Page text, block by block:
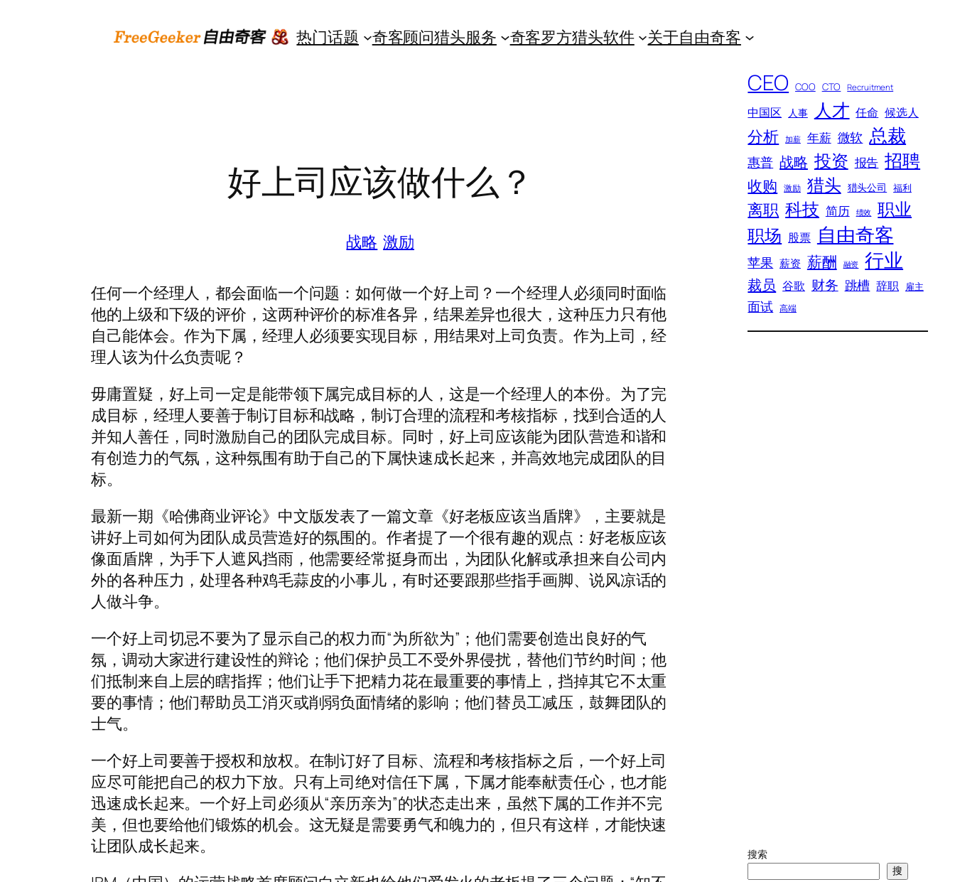
热门话题 奇客顾问猎头服务 奇客罗方猎头软件 关于自由奇客
好上司应该做什么？
战略 激励
任何一个经理人，都会面临一个问题：如何做一个好上司？一个经理人必须同时面临
他的上级和下级的评价，这两种评价的标准各异，结果差异也很大，这种压力只有他
自己能体会。作为下属，经理人必须要实现目标，用结果对上司负责。作为上司，经
理人该为什么负责呢？
毋庸置疑，好上司一定是能带领下属完成目标的人，这是一个经理人的本份。为了完
成目标，经理人要善于制订目标和战略，制订合理的流程和考核指标，找到合适的人
并知人善任，同时激励自己的团队完成目标。同时，好上司应该能为团队营造和谐和
有创造力的气氛，这种氛围有助于自己的下属快速成长起来，并高效地完成团队的目
标。
最新一期《哈佛商业评论》中文版发表了一篇文章《好老板应该当盾牌》，主要就是
讲好上司如何为团队成员营造好的氛围的。作者提了一个很有趣的观点：好老板应该
像面盾牌，为手下人遮风挡雨，他需要经常挺身而出，为团队化解或承担来自公司内
外的各种压力，处理各种鸡毛蒜皮的小事儿，有时还要跟那些指手画脚、说风凉话的
人做斗争。
一个好上司切忌不要为了显示自己的权力而“为所欲为”；他们需要创造出良好的气
氛，调动大家进行建设性的辩论；他们保护员工不受外界侵扰，替他们节约时间；他
们抵制来自上层的瞎指挥；他们让手下把精力花在最重要的事情上，挡掉其它不太重
要的事情；他们帮助员工消灭或削弱负面情绪的影响；他们替员工减压，鼓舞团队的
士气。
一个好上司要善于授权和放权。在制订好了目标、流程和考核指标之后，一个好上司
应尽可能把自己的权力下放。只有上司绝对信任下属，下属才能奉献责任心，也才能
迅速成长起来。一个好上司必须从“亲历亲为”的状态走出来，虽然下属的工作并不完
美，但也要给他们锻炼的机会。这无疑是需要勇气和魄力的，但只有这样，才能快速
让团队成长起来。
CEO COO CTO Recruitment
中国区 人事 人才 任命 候选人
分析 加薪 年薪 微软 总裁
惠普 战略 投资 报告 招聘
收购 激励 猎头 猎头公司 福利
离职 科技 简历 绩效 职业
职场 股票 自由奇客
苹果 薪资 薪酬 融资 行业
裁员 谷歌 财务 跳槽 辞职 雇主
面试 高端
搜索
搜